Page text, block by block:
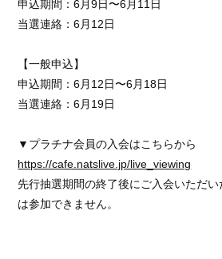
写真
ラジオ
申込期間：6月9日〜6月11日
当選連絡：6月12日
【一般申込】
申込期間：6月12日〜6月18日
当選連絡：6月19日
▼プラチナ会員の入会はこちらから
https://cafe.natslive.jp/live_viewing
先行抽選期間の終了後にご入会いただ
は参加できません。